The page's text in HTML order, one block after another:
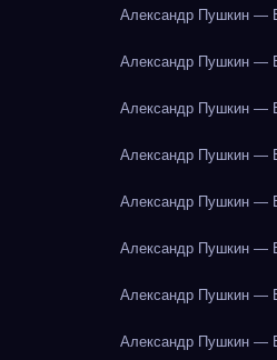
Александр Пушкин —
Александр Пушкин —
Александр Пушкин —
Александр Пушкин —
Александр Пушкин —
Александр Пушкин —
Александр Пушкин —
Александр Пушкин —